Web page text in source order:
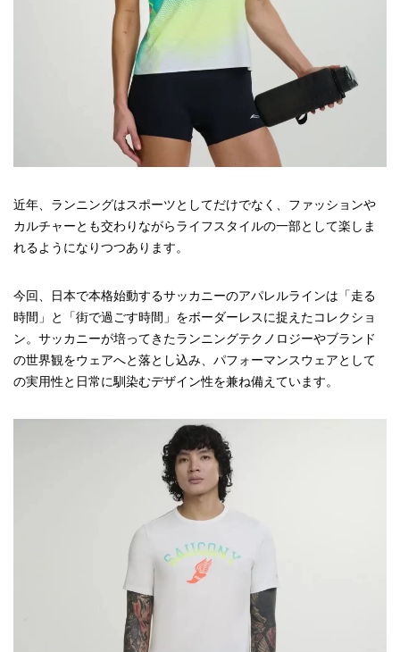
近年、ランニングはスポーツとしてだけでなく、ファッションや
カルチャーとも交わりながらライフスタイルの一部として楽しま
れるようになりつつあります。
今回、日本で本格始動するサッカニーのアパレルラインは「走る
時間」と「街で過ごす時間」をボーダーレスに捉えたコレクショ
ン。サッカニーが培ってきたランニングテクノロジーやブランド
の世界観をウェアへと落とし込み、パフォーマンスウェアとして
の実用性と日常に馴染むデザイン性を兼ね備えています。